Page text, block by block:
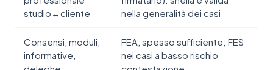
studio↔cliente
nella generalità dei casi
Consensi, moduli,
informative,
FEA, spesso sufficiente; FES
nei casi a basso rischio